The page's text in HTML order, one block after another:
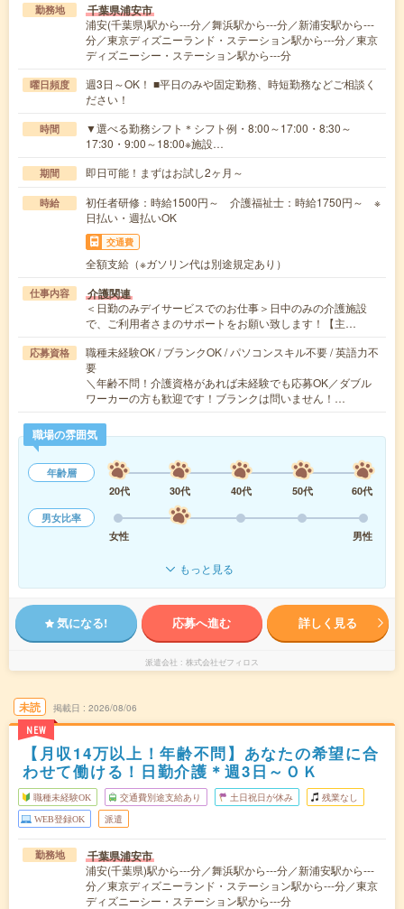
勤務地 千葉県浦安市
浦安(千葉県)駅から---分／舞浜駅から---分／新浦安駅から---
分／東京ディズニーランド・ステーション駅から---分／東京
ディズニーシー・ステーション駅から---分
曜日頻度
週3日～OK！ ■平日のみや固定勤務、時短勤務などご相談く
ださい！
時間
▼選べる勤務シフト＊シフト例・8:00～17:00・8:30～
17:30・9:00～18:00※施設…
期間 即日可能！まずはお試し2ヶ月～
時給
初任者研修：時給1500円～ 介護福祉士：時給1750円～ ※
日払い・週払いOK
交通費
全額支給（※ガソリン代は別途規定あり）
仕事内容 介護関連
＜日勤のみデイサービスでのお仕事＞日中のみの介護施設
で、ご利用者さまのサポートをお願い致します！【主…
応募資格
職種未経験OK / ブランクOK / パソコンスキル不要 / 英語力不
要
＼年齢不問！介護資格があれば未経験でも応募OK／ダブル
ワーカーの方も歓迎です！ブランクは問いません！…
職場の雰囲気
年齢層
20代
30代 40代 50代
60代
男女比率
女性
男性
もっと見る
気になる! 応募へ進む 詳しく見る
派遣会社 株式会社ゼフィロス
未読
NEW
掲載日 2026/08/06
【月収14万以上！年齢不問】あなたの希望に合
わせて働ける！日勤介護＊週3日～ＯＫ
職種未経験OK 交通費別途支給あり 土日祝日が休み 残業なし
WEB登録OK 派遣
勤務地 千葉県浦安市
浦安(千葉県)駅から---分／舞浜駅から---分／新浦安駅から---
分／東京ディズニーランド・ステーション駅から---分／東京
ディズニーシー・ステーション駅から---分